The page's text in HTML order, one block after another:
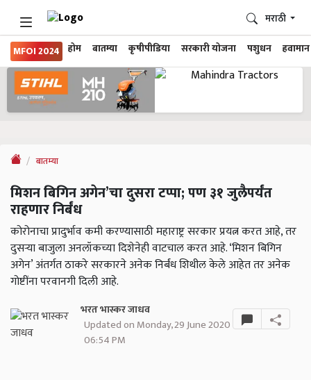
MFOI 2024 होम बातम्या कृषीपीडिया सरकारी योजना पशुधन हवामान
मराठी
बातम्या
मिशन बिगिन अगेन’चा दुसरा टप्पा; पण ३१ जुलैपर्यंत
राहणार निर्बंध
कोरोनाचा प्रादुर्भाव कमी करण्यासाठी महाराष्ट्र सरकार प्रयत्न करत आहे, तर
दुसऱ्या बाजुला अनलॉकच्या दिशेनेही वाटचाल करत आहे. ‘मिशन बिगिन
अगेन’ अंतर्गत ठाकरे सरकारने अनेक निर्बंध शिथील केले आहेत तर अनेक
गोष्टींना परवानगी दिली आहे.
भरत भास्कर जाधव
Updated on Monday, 29 June 2020
06:54 PM